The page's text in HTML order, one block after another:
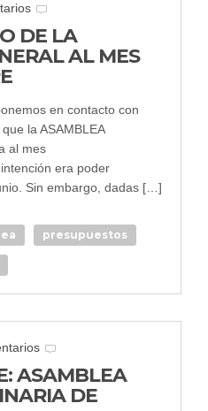
DE LA
AL MES
en contacto con
la ASAMBLEA
al mes
era poder
Sin embargo, dadas […]
presupuestos
ASAMBLEA
DE